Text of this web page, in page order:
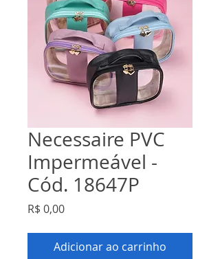
Necessaire PVC
Impermeável -
Cód. 18647P
R$ 0,00Preço
Adicionar ao carrinho